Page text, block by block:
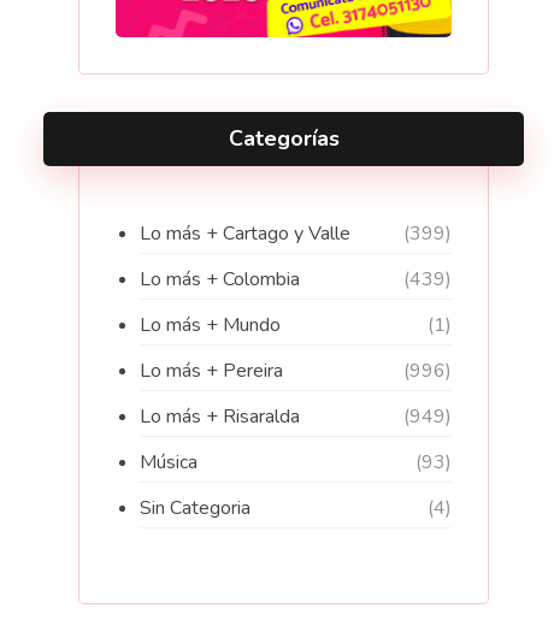
Categorías
Lo más + Cartago y Valle
(399)
Lo más + Colombia
(439)
Lo más + Mundo
(1)
Lo más + Pereira
(996)
Lo más + Risaralda
(949)
Música
(93)
Sin Categoria
(4)